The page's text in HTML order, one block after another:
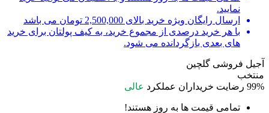
نمایید.
ارسال رایگان ویژه خرید بالای 2,500,000 تومان می باشد
با هر خرید درصدی از مجموع خرید، به کیف پولتان برای خرید
های بعدی بازگردانده می شود.
آجیل فروشی گلچین
منتخب
99% رضایت خریداران عملکرد عالی
تمامی قیمت ها به روز هستند!